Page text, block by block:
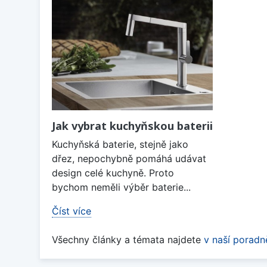
Jak vybrat kuchyňskou baterii
Kuchyňská baterie, stejně jako
dřez, nepochybně pomáhá udávat
design celé kuchyně. Proto
bychom neměli výběr baterie...
Číst více
Všechny články a témata najdete v naší